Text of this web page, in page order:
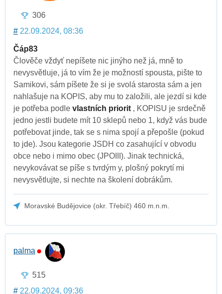
306
# 22.09.2024, 08:36
Čáp83
Člověče vždyť nepíšete nic jinýho než já, mně to
nevysvětluje, já to vím že je možností spousta, pište to
Samikovi, sám píšete že si je svolá starosta sám a jen
nahlašuje na KOPIS, aby mu to založili, ale jezdí si kde
je potřeba podle vlastních priorit , KOPISU je srdečně
jedno jestli budete mít 10 sklepů nebo 1, když vás bude
potřebovat jinde, tak se s nima spojí a přepošle (pokud
to jde). Jsou kategorie JSDH co zasahující v obvodu
obce nebo i mimo obec (JPOIII). Jinak technická,
nevykovávat se píše s tvrdým y, plošný pokrytí mi
nevysvětlujte, si nechte na školení dobrákům.
Moravské Budějovice (okr. Třebíč) 460 m.n.m.
palma
515
# 22.09.2024, 09:36